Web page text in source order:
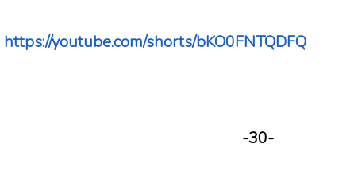
https://youtube.com/shorts/bKO0FNTQDFQ
-30-